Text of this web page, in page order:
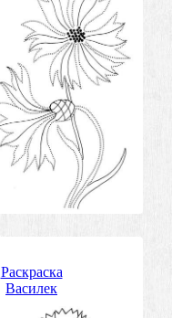
Раскраска
Василек